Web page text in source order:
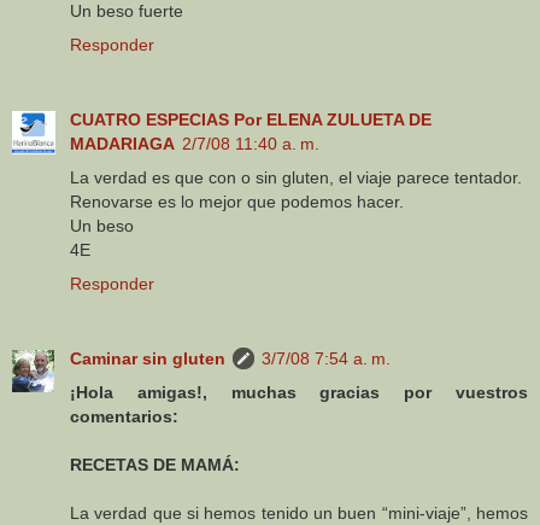
Un beso fuerte
Responder
CUATRO ESPECIAS Por ELENA ZULUETA DE
MADARIAGA 2/7/08 11:40 a. m.
La verdad es que con o sin gluten, el viaje parece tentador.
Renovarse es lo mejor que podemos hacer.
Un beso
4E
Responder
Caminar sin gluten
3/7/08 7:54 a. m.
¡Hola amigas!, muchas gracias por vuestros
comentarios:
RECETAS DE MAMÁ:
La verdad que si hemos tenido un buen “mini-viaje”, hemos